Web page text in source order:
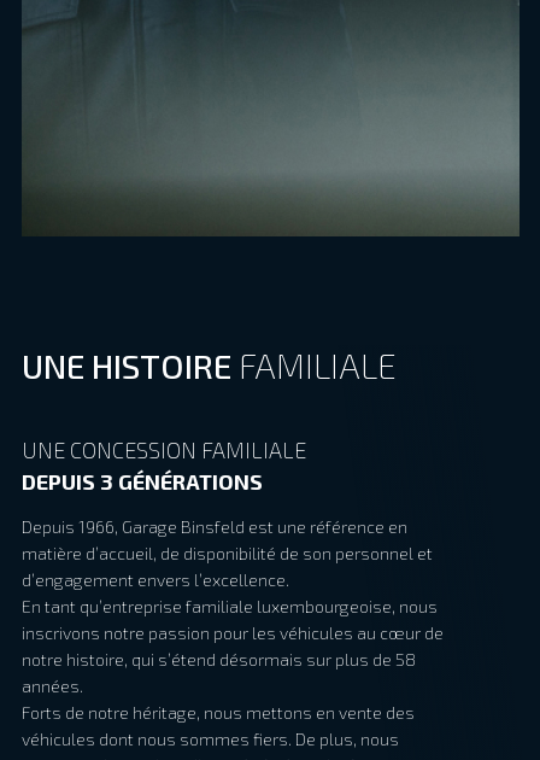
UNE HISTOIRE FAMILIALE
UNE CONCESSION FAMILIALE
DEPUIS 3 GÉNÉRATIONS
Depuis 1966, Garage Binsfeld est une référence en
matière d’accueil, de disponibilité de son personnel et
d’engagement envers l’excellence.
En tant qu’entreprise familiale luxembourgeoise, nous
inscrivons notre passion pour les véhicules au cœur de
notre histoire, qui s’étend désormais sur plus de 58
années.
Forts de notre héritage, nous mettons en vente des
véhicules dont nous sommes fiers. De plus, nous